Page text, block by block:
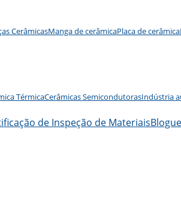
CerâmicasManga de cerâmicaPlaca de cerâmica
TérmicaCerâmicas SemicondutorasIndústria
de Inspeção de MateriaisBlogue